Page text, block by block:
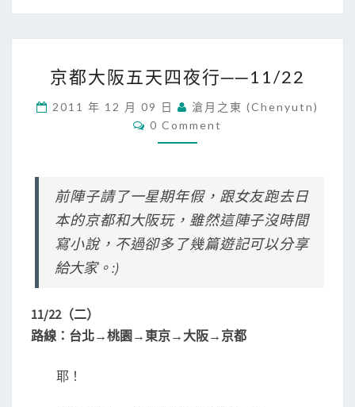
都
阪
五
天
行
─
─
1
京都大阪五天四夜行──11/22
2011 年 12 月 09 日
滄月之東 (chenyutn)
C
O
T
S
0 Comment
前陣子請了一星期年假，跟女友跑去日
本的京都和大阪玩，雖然這陣子沒時間
寫小說，不過卻多了幾篇遊記可以分享
給大家。:)
11/22（二）
路線：台北→桃園→東京→大阪→京都
耶！